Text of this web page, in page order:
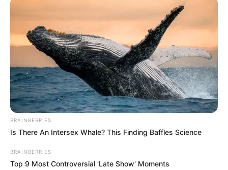
BRAINBERRIES
Is There An Intersex Whale? This Finding Baffles Science
BRAINBERRIES
Top 9 Most Controversial 'Late Show' Moments